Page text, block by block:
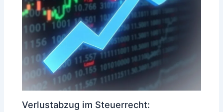
Verlustabzug im Steuerrecht: